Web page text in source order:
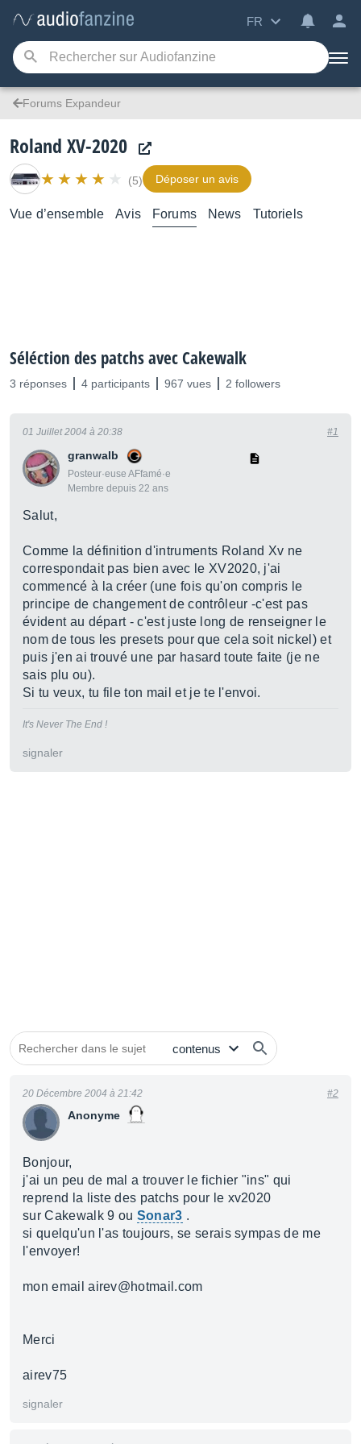
FR
Forums Expandeur
Roland XV-2020
(5) Déposer un avis
Vue d’ensemble Avis Forums News Tutoriels
Séléction des patchs avec Cakewalk
3 réponses 4 participants 967 vues 2 followers
granwalb
Posteur·euse AFfamé·e
Membre depuis 22 ans
01 Juillet 2004 à 20:38 #1
Salut,
Comme la définition d'intruments Roland Xv ne
correspondait pas bien avec le XV2020, j'ai
commencé à la créer (une fois qu'on compris le
principe de changement de contrôleur -c'est pas
évident au départ - c'est juste long de renseigner le
nom de tous les presets pour que cela soit nickel) et
puis j'en ai trouvé une par hasard toute faite (je ne
sais plu ou).
Si tu veux, tu file ton mail et je te l'envoi.
It's Never The End !
signaler
Anonyme
20 Décembre 2004 à 21:42 #2
Bonjour,
j'ai un peu de mal a trouver le fichier "ins" qui
reprend la liste des patchs pour le xv2020
sur Cakewalk 9 ou Sonar3 .
si quelqu'un l'as toujours, se serais sympas de me
l'envoyer!
mon email airev@hotmail.com
Merci
airev75
signaler